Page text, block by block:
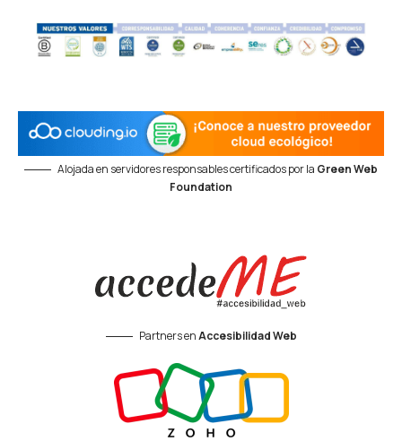
Alojada en servidores responsables certificados por la Green Web
Foundation
Partners enAccesibilidad Web